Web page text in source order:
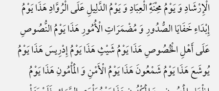
الْإِرْشَادِ وَ یَوْمُ مِحْنَهًِْ الْعِبَادِ وَ یَوْمُ الدَّلِیلِ عَلَی الْرُوَّادِ هَذَا یَوْمُ
إِبْدَاءِ خَفَایَا الصُّدُورِ وَ مُضْمَرَاتِ الْأُمُورِ هَذَا یَوْمُ النُّصُوصِ
عَلَی أَهْلِ الْخُصُوصِ هَذَا یَوْمُ شَیْثٍ هَذَا یَوْمُ إِدْرِیسَ هَذَا یَوْمُ
یُوشَعَ هَذَا یَوْمُ شَمْعُونَ هَذَا یَوْمُ الْأَمْنِ وَ الْمَأْمُونِ هَذَا یَوْمُ